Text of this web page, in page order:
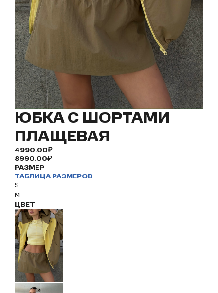
ЮБКА С ШОРТАМИ
ПЛАЩЕВАЯ
4990.00₽
8990.00₽
РАЗМЕР
ТАБЛИЦА РАЗМЕРОВ
S
M
ЦВЕТ